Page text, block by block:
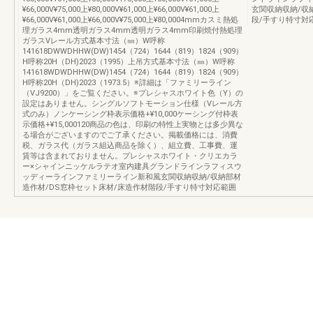
¥66,000V¥75,000上¥80,000V¥61,000上¥66,000V¥61,000上
¥66,000V¥61,000上¥66,000V¥75,000上¥80,0004mmカスミ熱処
理ガラス4mm透明ガラス4mm透明ガラス4mm印刷焼付熱処理
ガラスVレール方式基本寸法（㎜）W呼称
141618DWWDHHW(DW)1454（724）1644（819）1824（909）
H呼称20H（DH)2023（1995）上吊方式基本寸法（㎜）W呼称
141618WDWDHHW(DW)1454（724）1644（819）1824（909）
H呼称20H（DH)2023（1973.5）※詳細は「ファミリーライン
（VJ9200）」をご覧ください。※プレシャスホワイト色（Y）の
設定はありません。シングルソフトモーション仕様（Vレール方
式のみ）ノンケーシング枠表示価格+¥10,000ケーシング付枠表
示価格+¥15,000120商品の色は、印刷の特性上実物とは多少異な
る場合がございますのでご了承ください。掲載価格には、消費
税、ガラス代（ガラス組込商品を除く）、組立費、工事費、運
賃等は含まれておりません。プレシャスホワイト・クリエカラ
ー×シャインニッケルラテオ室内建具グランドラインラフィスウ
ッディーラインファミリーライン新和風玄関収納収納/収納部材
造作材/DS窓枠セット床材/床造作材階段/手すり特寸対応範囲
玄関収納収納/収
段/手すり特寸対